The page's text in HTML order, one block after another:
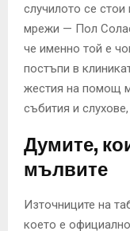
случилото се
мрежи — Пол
че именно той е
постъпи в
жестия на помощ
събития и
Думите,
мълвите
Източниците на
което е